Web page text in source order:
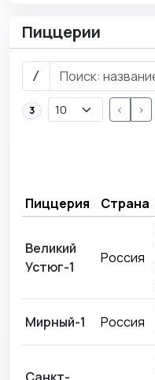
Пиццерии
/
3 < >
Пиццерия Страна
Великий
Устюг-1
Россия
Мирный-1 Россия